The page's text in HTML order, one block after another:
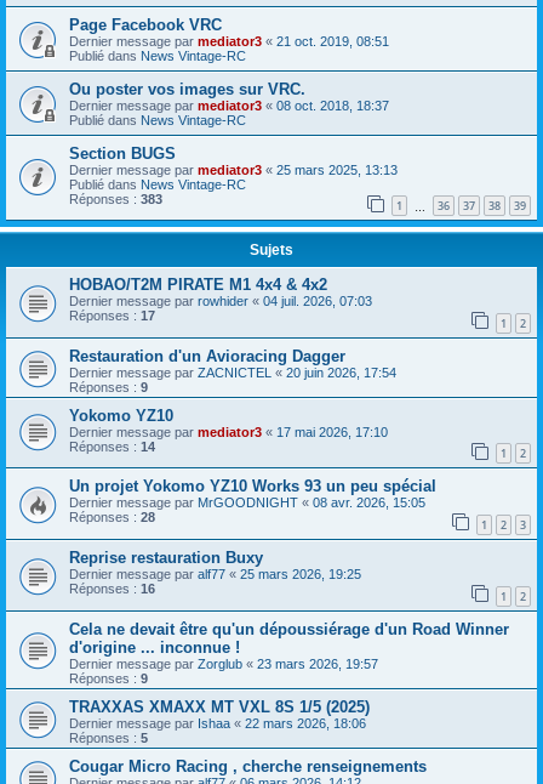
Page Facebook VRC
Dernier message par mediator3 « 21 oct. 2019, 08:51
Publié dans News Vintage-RC
Ou poster vos images sur VRC.
Dernier message par mediator3 « 08 oct. 2018, 18:37
Publié dans News Vintage-RC
Section BUGS
Dernier message par mediator3 « 25 mars 2025, 13:13
Publié dans News Vintage-RC
Réponses : 383 1 36 37 38 39
Sujets
HOBAO/T2M PIRATE M1 4x4 & 4x2
Dernier message par rowhider « 04 juil. 2026, 07:03
Réponses : 17 1 2
Restauration d'un Avioracing Dagger
Dernier message par ZACNICTEL « 20 juin 2026, 17:54
Réponses : 9
Yokomo YZ10
Dernier message par mediator3 « 17 mai 2026, 17:10
Réponses : 14 1 2
Un projet Yokomo YZ10 Works 93 un peu spécial
Dernier message par MrGOODNIGHT « 08 avr. 2026, 15:05
Réponses : 28 1 2 3
Reprise restauration Buxy
Dernier message par alf77 « 25 mars 2026, 19:25
Réponses : 16 1 2
Cela ne devait être qu'un dépoussiérage d'un Road Winner
d'origine ... inconnue !
Dernier message par Zorglub « 23 mars 2026, 19:57
Réponses : 9
TRAXXAS XMAXX MT VXL 8S 1/5 (2025)
Dernier message par Ishaa « 22 mars 2026, 18:06
Réponses : 5
Cougar Micro Racing , cherche renseignements